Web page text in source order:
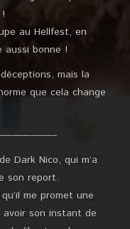
au Hellfest, en
aussi bonne !
mais la
que cela change
Dark Nico, qui m’a
son report.
me promet une
avoir son instant de